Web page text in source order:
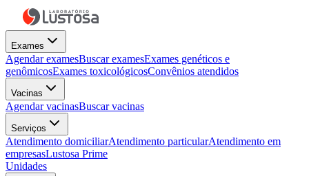
Exames
Agendar examesBuscar examesExames genéticos e
genômicosExames toxicológicosConvênios atendidos
Vacinas
Agendar vacinasBuscar vacinas
Serviços
Atendimento domiciliarAtendimento particularAtendimento em
empresasLustosa Prime
Unidades